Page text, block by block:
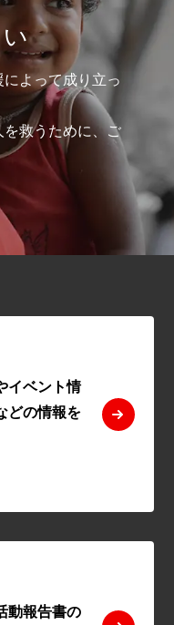
よって成り立っ
救うために、ご
イベント情
どの情報を
動報告書の